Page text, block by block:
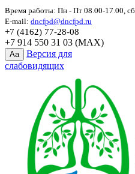
Время работы: Пн - Пт 08.00-17.00,
E-mail: dncfpd@dncfpd.ru
+7 (4162) 77-28-08
+7 914 550 31 03 (MAX)
Aa
Версия для
слабовидящих